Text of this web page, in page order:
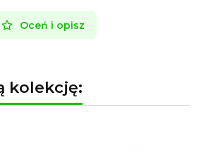
Oceń i opisz
kolekcję: